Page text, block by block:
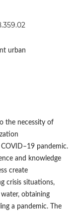
urban
the necessity of
pandemic.
and knowledge
create
crisis situations,
obtaining
a pandemic. The